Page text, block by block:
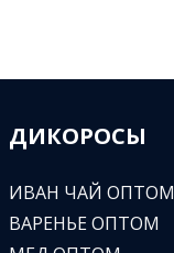
ДИКОРОСЫ
ИВАН ЧАЙ ОПТОМ
ВАРЕНЬЕ ОПТОМ